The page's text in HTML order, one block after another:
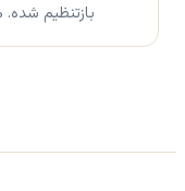
بازتنظیم